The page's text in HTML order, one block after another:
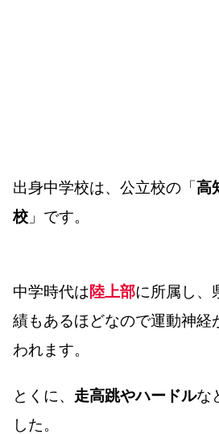
出身中学校は、公立校の「 高
校 」です。
中学時代は陸上部に所属し、
績もあるほどなので運動神経
われます。
とくに、 走高跳やハードルな
した。